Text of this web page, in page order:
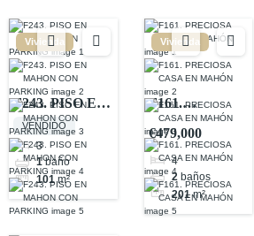
Vivienda
F243. PISO EN
MAHON CON
PARKING
VENDIDO
3
1 baño
101 m²
Vivienda
F161.
PRECIOSA
CASA EN
MAHÓN
€479,000
4
2 baños
201 m²